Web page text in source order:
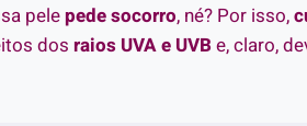
pelepede socorro, né? Por isso,
dos raios UVA e UVB e, claro,